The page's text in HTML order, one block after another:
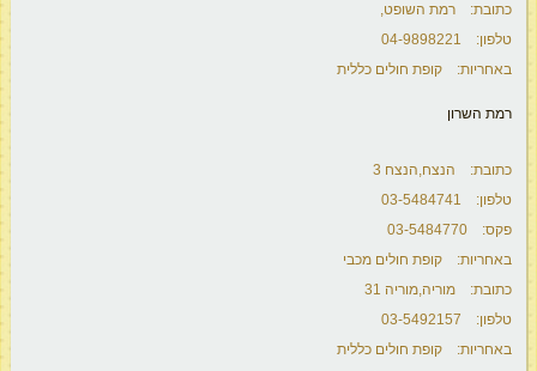
כתובת: רמת השופט,
טלפון: 04-9898221
באחריות: קופת חולים כללית
רמת השרון
כתובת: הנצח,הנצח 3
טלפון: 03-5484741
פקס: 03-5484770
באחריות: קופת חולים מכבי
כתובת: מוריה,מוריה 31
טלפון: 03-5492157
באחריות: קופת חולים כללית